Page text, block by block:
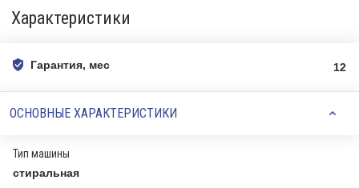
Характеристики
Гарантия, мес 12
ОСНОВНЫЕ ХАРАКТЕРИСТИКИ
Тип машины
стиральная